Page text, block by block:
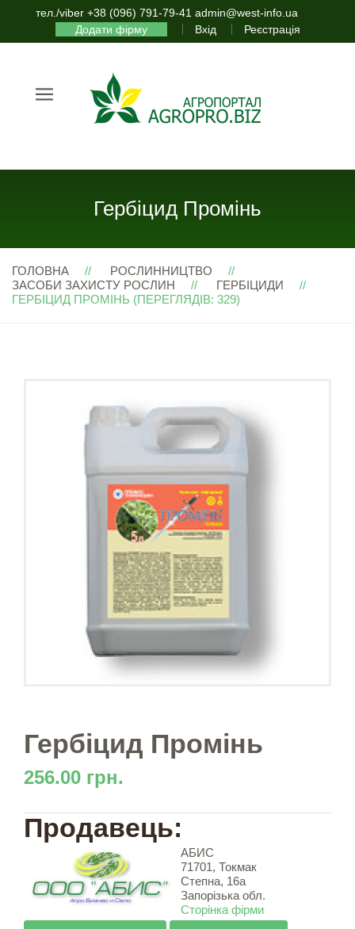
тел./viber +38 (096) 791-79-41 admin@west-info.ua
Додати фірму
Вхід Реєстрація
Гербіцид Промінь
ГОЛОВНА
РОСЛИННИЦТВО
ЗАСОБИ ЗАХИСТУ РОСЛИН
ГЕРБІЦИДИ
ГЕРБІЦИД ПРОМІНЬ (ПЕРЕГЛЯДІВ: 329)
Гербіцид Промінь
256.00 грн.
Продавець:
АБИС
71701, Токмак
Степна, 16а
Запорізька обл.
Сторінка фірми